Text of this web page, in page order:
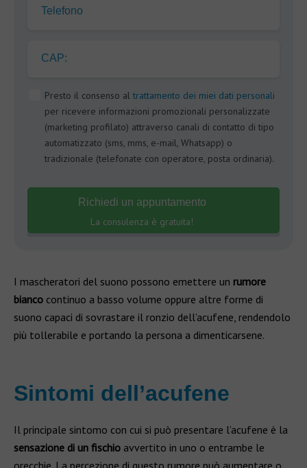
Telefono
CAP:
Presto il consenso al trattamento dei miei dati personali
per ricevere informazioni promozionali personalizzate
(marketing profilato) attraverso canali di contatto di tipo
automatizzato (sms, mms, e-mail, Whatsapp) o
tradizionale (telefonate con operatore, posta ordinaria).
Richiedi un appuntamento
La consulenza è gratuita!
I mascheratori del suono possono emettere un rumore
bianco continuo a basso volume oppure altre forme di
suono capaci di sovrastare il ronzio dell’acufene, rendendolo
più tollerabile e portando la persona a dimenticarsene.
Sintomi dell’acufene
Il principale sintomo con cui si può presentare l’acufene è la
sensazione di un fischio avvertito in uno o entrambe le
orecchie. La percezione di questo rumore può aumentare o